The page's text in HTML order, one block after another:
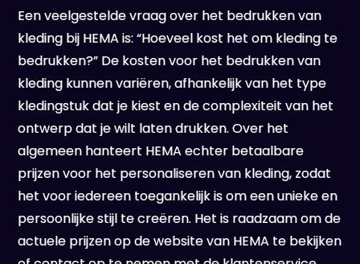
Een veelgestelde vraag over het bedrukken van
kleding bij HEMA is: “Hoeveel kost het om kleding te
bedrukken?” De kosten voor het bedrukken van
kleding kunnen variëren, afhankelijk van het type
kledingstuk dat je kiest en de complexiteit van het
ontwerp dat je wilt laten drukken. Over het
algemeen hanteert HEMA echter betaalbare
prijzen voor het personaliseren van kleding, zodat
het voor iedereen toegankelijk is om een unieke en
persoonlijke stijl te creëren. Het is raadzaam om de
actuele prijzen op de website van HEMA te bekijken